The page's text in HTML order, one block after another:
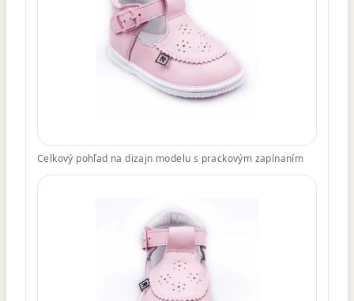
Celkový pohľad na dizajn modelu s prackovým zapínaním